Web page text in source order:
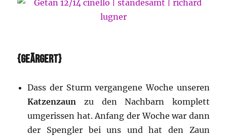
{GEÄRGERT}
Dass der Sturm vergangene Woche unseren
Katzenzaun zu den Nachbarn komplett
umgerissen hat. Anfang der Woche war dann
der Spengler bei uns und hat den Zaun